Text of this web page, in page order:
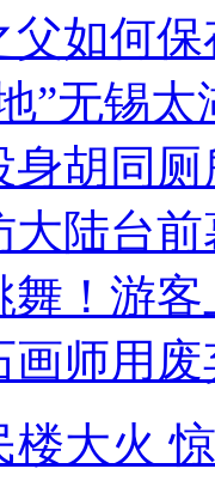
父如何
”无锡
身胡同
陆台
！游客
画师用
楼大火